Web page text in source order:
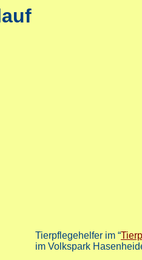
Tierpflegehelfer im “
im Volkspark